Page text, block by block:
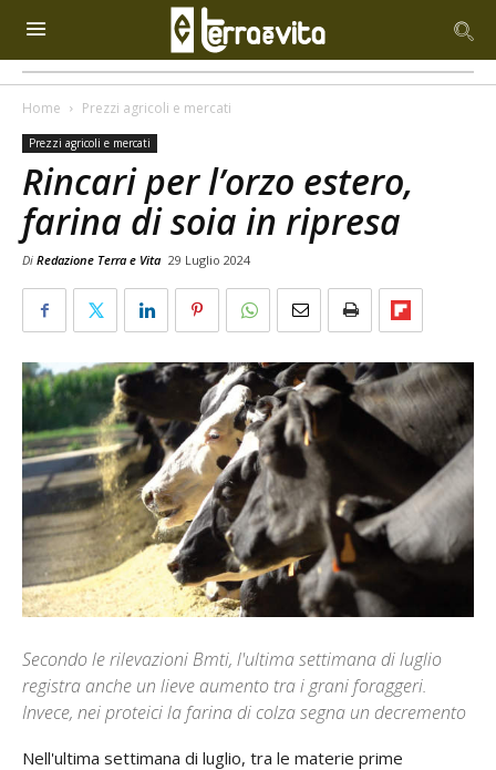
Home Prezzi agricoli e mercati
Prezzi agricoli e mercati
Rincari per l’orzo estero,
farina di soia in ripresa
Di Redazione Terra e Vita 29 Luglio 2024
Secondo le rilevazioni Bmti, l'ultima settimana di luglio
registra anche un lieve aumento tra i grani foraggeri.
Invece, nei proteici la farina di colza segna un decremento
Nell'ultima settimana di luglio, tra le materie prime